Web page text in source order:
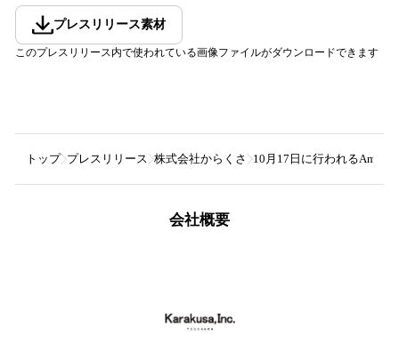
プレスリリース素材
このプレスリリース内で使われている画像ファイルがダウンロードできます
トップ プレスリリース 株式会社からくさ 10月17日に行われる
会社概要